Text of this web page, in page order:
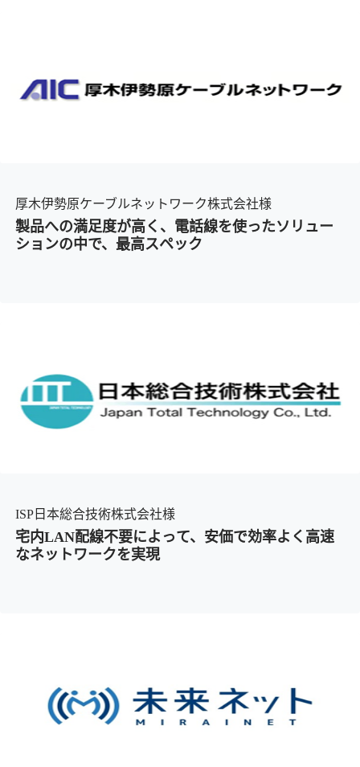
厚木伊勢原ケーブルネットワーク株式会社様
製品への満足度が高く、電話線を使ったソリュー
ションの中で、最高スペック
ISP日本総合技術株式会社様
宅内LAN配線不要によって、安価で効率よく高速
なネットワークを実現